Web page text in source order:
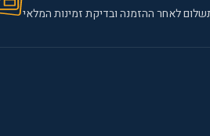
לאחר ההזמנה ובדיקת זמינות המלאי